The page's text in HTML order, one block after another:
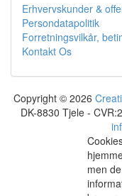
Erhvervskunder &
Persondatapolitik
Forretningsvilkår,
Kontakt Os
Copyright © 2026
DK-8830 Tjele -
men